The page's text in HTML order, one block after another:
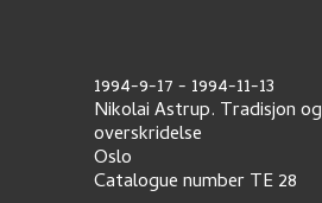
1994-9-17- 1994-11-13
Nikolai Astrup. Tradisjon og
overskridelse
Oslo
Catalogue numberTE 28